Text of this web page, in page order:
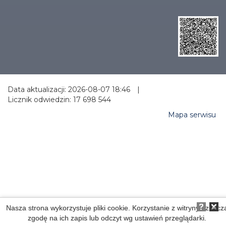
Data aktualizacji: 2026-08-07 18:46
|
Licznik odwiedzin: 17 698 544
Mapa serwisu
Nasza strona wykorzystuje pliki cookie. Korzystanie z witryny
zgodę na ich zapis lub odczyt wg ustawień przeglądarki.